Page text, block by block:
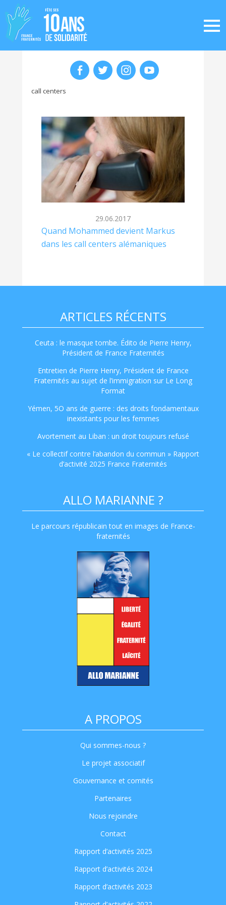
call centers
29.06.2017
Quand Mohammed devient Markus
dans les call centers alémaniques
ARTICLES RÉCENTS
Ceuta : le masque tombe. Édito de Pierre Henry,
Président de France Fraternités
Entretien de Pierre Henry, Président de France
Fraternités au sujet de l’immigration sur Le Long
Format
Yémen, 5O ans de guerre : des droits fondamentaux
inexistants pour les femmes
Avortement au Liban : un droit toujours refusé
« Le collectif contre l’abandon du commun » Rapport
d’activité 2025 France Fraternités
ALLO MARIANNE ?
Le parcours républicain tout en images de France-
fraternités
A PROPOS
Qui sommes-nous ?
Le projet associatif
Gouvernance et comités
Partenaires
Nous rejoindre
Contact
Rapport d’activités 2025
Rapport d’activités 2024
Rapport d’activités 2023